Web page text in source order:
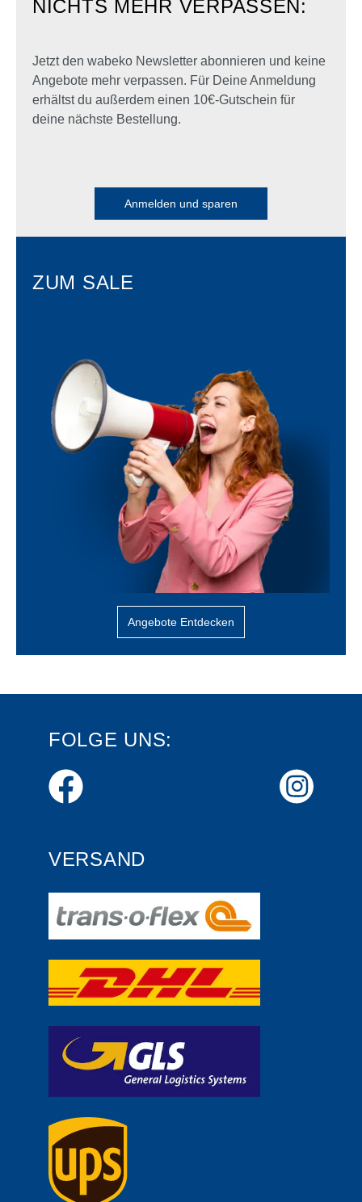
NICHTS MEHR VERPASSEN:
Jetzt den wabeko Newsletter abonnieren und keine
Angebote mehr verpassen. Für Deine Anmeldung
erhältst du außerdem einen 10€-Gutschein für
deine nächste Bestellung.
Anmelden und sparen
ZUM SALE
Angebote Entdecken
FOLGE UNS:
VERSAND